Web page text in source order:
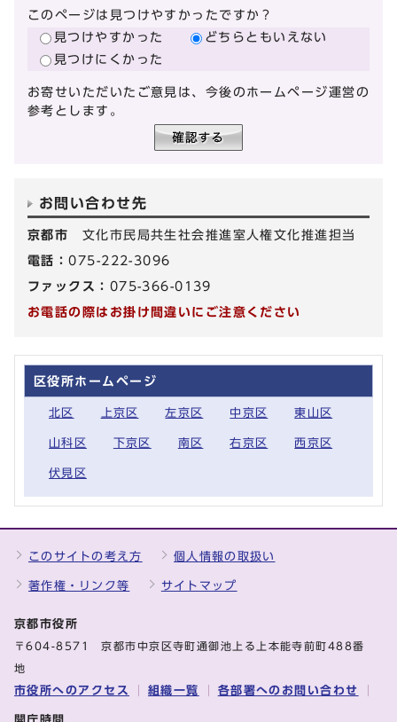
このページは見つけやすかったですか？
見つけやすかった
どちらともいえない
見つけにくかった
お寄せいただいたご意見は、今後のホームページ運営の
参考とします。
お問い合わせ先
京都市 文化市民局共生社会推進室人権文化推進担当
電話：075-222-3096
ファックス： 075-366-0139
お電話の際はお掛け間違いにご注意ください
区役所ホームページ
北区 上京区 左京区 中京区 東山区
山科区 下京区 南区 右京区 西京区
伏見区
このサイトの考え方 個人情報の取扱い
著作権・リンク等 サイトマップ
京都市役所
〒604-8571 京都市中京区寺町通御池上る上本能寺前町488番
地
市役所へのアクセス 組織一覧 各部署へのお問い合わせ